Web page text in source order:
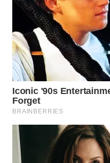
WN
KUNINGAN
WN
MAJALENGKA
WN
SUBANG